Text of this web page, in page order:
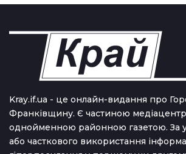
Kray.if.ua - це онлайн-видання про
Франківщину. Є частиною
однойменною районною газетою. За
або часткового використання